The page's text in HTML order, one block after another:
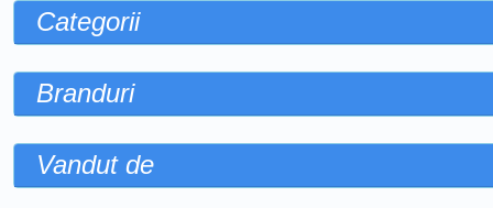
Categorii
Branduri
Vandut de